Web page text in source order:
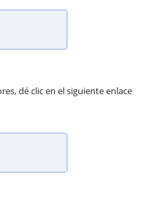
dé clic en el siguiente enlace